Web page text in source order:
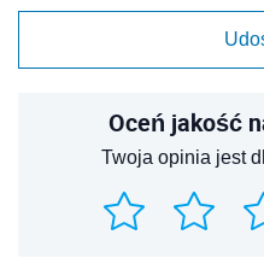
Oceń jakość
Twoja opinia jest